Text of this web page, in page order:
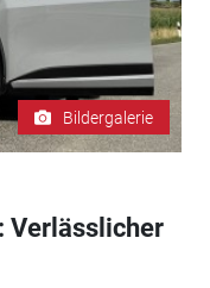
Bildergalerie
Verlässlicher